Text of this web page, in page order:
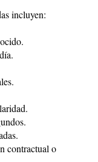
incluyen:
contractual o